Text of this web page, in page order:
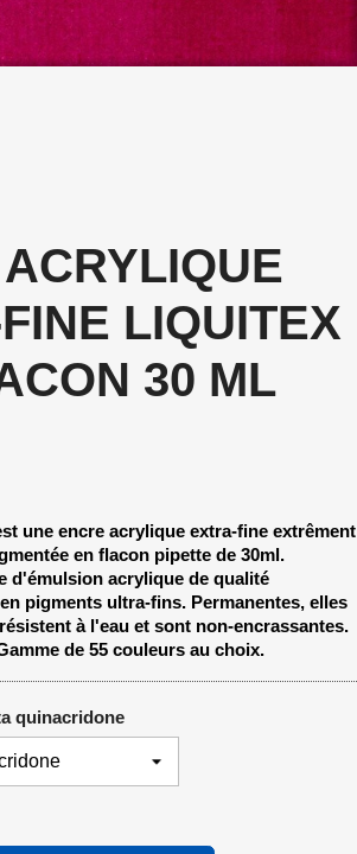
LIQUITEX
30 ML
une encre acrylique extra-fine extrêment
en flacon pipette de 30ml.
d'émulsion acrylique de qualité
pigments ultra-fins. Permanentes, elles
à l'eau et sont non-encrassantes.
de 55 couleurs au choix.
quinacridone